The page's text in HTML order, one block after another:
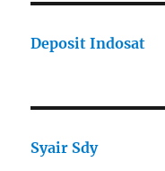
Deposit Indosat
Syair Sdy